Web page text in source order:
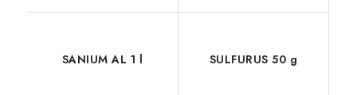
SANIUM AL 1 l SULFURUS 50 g